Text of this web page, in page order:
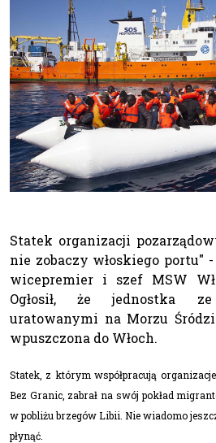
Statek organizacji
nie zobaczy włoskiego portu"
wicepremier i szef MSW
Ogłosił, że jednostka
uratowanymi na Morzu
wpuszczona do Włoch.
Statek, z którym współpracują
Bez Granic, zabrał na swój pokład
w pobliżu brzegów Libii. Nie wiadomo
płynąć.